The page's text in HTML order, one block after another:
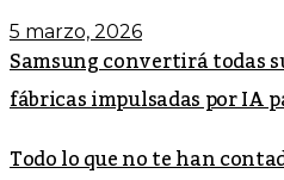
5 marzo, 2026
Samsung convertirá todas
fábricas impulsadas por IA
Todo lo que no te han